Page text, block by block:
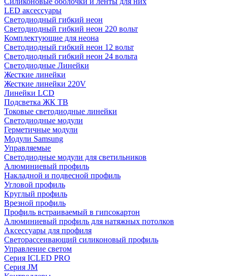
LED аксессуары
Светодиодный гибкий неон
Светодиодный гибкий неон 220 вольт
Комплектующие для неона
Светодиодный гибкий неон 12 вольт
Светодиодный гибкий неон 24 вольта
Светодиодные Линейки
Жесткие линейки
Жесткие линейки 220V
Линейки LCD
Подсветка ЖК ТВ
Токовые светодиодные линейки
Светодиодные модули
Герметичные модули
Модули Samsung
Управляемые
Светодиодные модули для светильников
Алюминиевый профиль
Накладной и подвесной профиль
Угловой профиль
Круглый профиль
Врезной профиль
Профиль встраиваемый в гипсокартон
Алюминиевый профиль для натяжных потолков
Аксессуары для профиля
Светорассеивающий силиконовый профиль
Управление светом
Серия ICLED PRO
Серия JM